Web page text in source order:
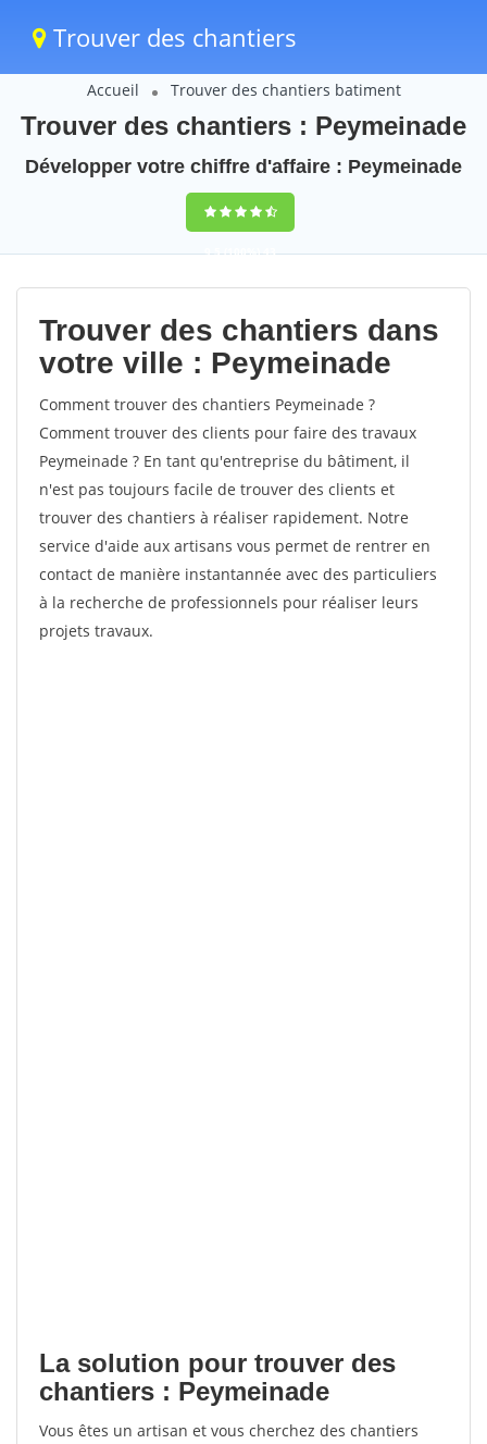
Trouver des chantiers
Accueil Trouver des chantiers batiment
Trouver des chantiers : Peymeinade
Développer votre chiffre d'affaire : Peymeinade
9,5(100%)43
votes
Trouver des chantiers dans
votre ville : Peymeinade
Comment trouver des chantiers Peymeinade ?
Comment trouver des clients pour faire des travaux
Peymeinade ? En tant qu'entreprise du bâtiment, il
n'est pas toujours facile de trouver des clients et
trouver des chantiers à réaliser rapidement. Notre
service d'aide aux artisans vous permet de rentrer en
contact de manière instantannée avec des particuliers
à la recherche de professionnels pour réaliser leurs
projets travaux.
La solution pour trouver des
chantiers : Peymeinade
Vous êtes un artisan et vous cherchez des chantiers